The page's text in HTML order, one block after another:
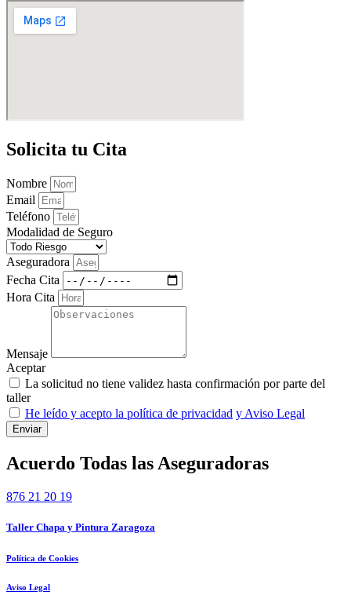
Solicita tu Cita
Nombre
Email
Teléfono
Modalidad de Seguro
Aseguradora
Fecha Cita
Hora Cita
Mensaje
Aceptar
La solicitud no tiene validez hasta confirmación por parte del
taller
He leído y acepto la política de privacidad y Aviso Legal
Enviar
Acuerdo Todas las Aseguradoras
876 21 20 19
Taller Chapa y Pintura Zaragoza
Política de Cookies
Aviso Legal